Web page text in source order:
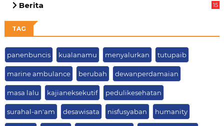
Berita
15
TAG
panenbuncis kualanamu menyalurkan tutupaib
marine ambulance berubah dewanperdamaian
masa lalu kajianeksekutif pedulikesehatan
surahal-an'am desawisata nisfusyaban humanity